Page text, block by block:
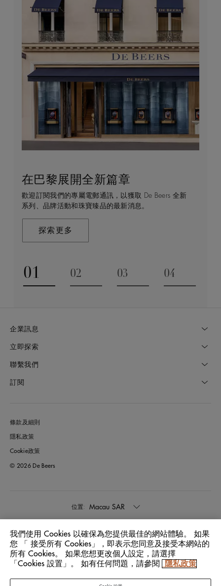
在巴黎展開全新篇章
歡迎訂閱我們的專屬電郵通訊，以獲取 De Beers 全新
系列、品牌活動和珠寶臻品的最新消息。
探索更多
守護永恒
De Beers 在全球珠寶領域獨樹一幟，因為我們是唯一
與鑽石原產地有直接連結的奢華珠寶品牌。
探索更多
顧客服務
無論您是透過線上購物或造訪實體精品店，我們始終致
力於為您提供個人化的購物體驗。預約於店內或線上進
瞭解更多
De Beers 的世界
De Beers 成立於倫敦，靈感來自非洲的自然，是奢華
鑽石珠寶的巔峰。我們的創意和工藝將鑽石轉化為永恆
探索更多
01
Go to slide 1
02
03
04
企業訊息
立即探索
聯繫我們
訂閱
條款及細則
隱私政策
Cookie政策
© 2026 De Beers
位置: Macau SAR
語言: 中文
我們使用 Cookies 以確保為您提供最佳的網站體驗。 如果
您 「 接受所有 Cookies」，即表示您同意及接受本網站的
所有 Cookies。 如果您想更改個人設定，請選擇
「Cookies 設置」。 如有任何問題，請參閱
隱私政策